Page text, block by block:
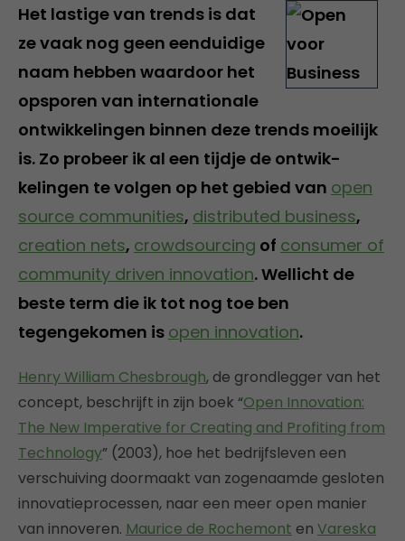
Het lastige van trends is dat
ze vaak nog geen eenduidige
naam hebben waardoor het
opsporen van internationale
ontwikkelingen binnen deze trends moeilijk
is. Zo probeer ik al een tijdje de ontwik-
kelingen te volgen op het gebied van open
source communities, distributed business,
creation nets, crowdsourcing of consumer of
community driven innovation. Wellicht de
beste term die ik tot nog toe ben
tegengekomen is open innovation.
Henry William Chesbrough, de grondlegger van het
concept, beschrijft in zijn boek “Open Innovation:
The New Imperative for Creating and Profiting from
Technology” (2003), hoe het bedrijfsleven een
verschuiving doormaakt van zogenaamde gesloten
innovatieprocessen, naar een meer open manier
van innoveren. Maurice de Rochemont en Vareska